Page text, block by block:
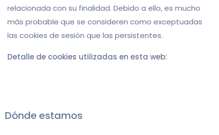
relacionada con su finalidad. Debido a ello, es mucho
más probable que se consideren como exceptuadas
las cookies de sesión que las persistentes.
Detalle de cookies utilizadas en esta web:
Dónde estamos